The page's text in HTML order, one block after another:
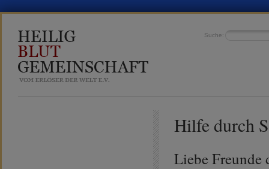
Suche:
Hilfe durch
Liebe